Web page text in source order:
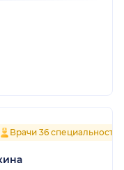
Врачи 36 специальностей